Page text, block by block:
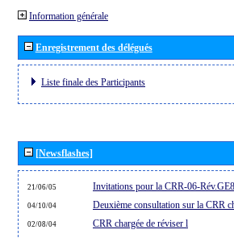
Information générale
Enregistrement des délégués
Liste finale des Participants
[Newsflashes]
21/06/05 Invitations pour la CRR-06-
04/10/04 Deuxième consultation sur la CRR
02/08/04 CRR chargée de réviser l